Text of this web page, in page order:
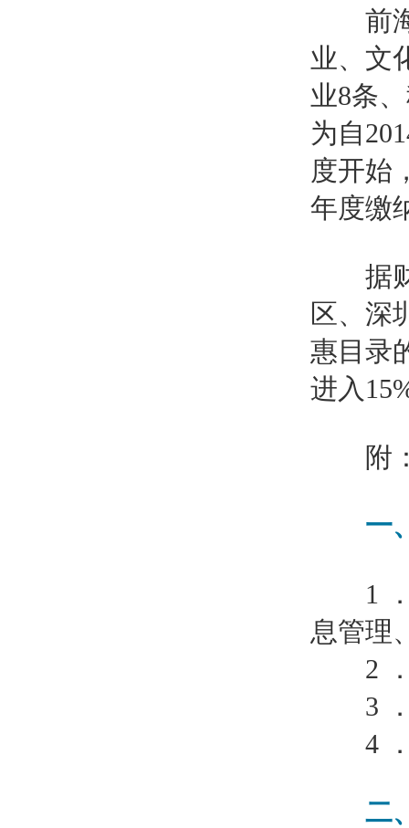
前海
业、文
业8条
为自
度开始
年度缴
据财
区、深
惠目录
进入
附
一、
1 ．
息管理
2 ．
3 ．
4 ．
二、